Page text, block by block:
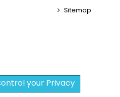
Sitemap
your Privacy